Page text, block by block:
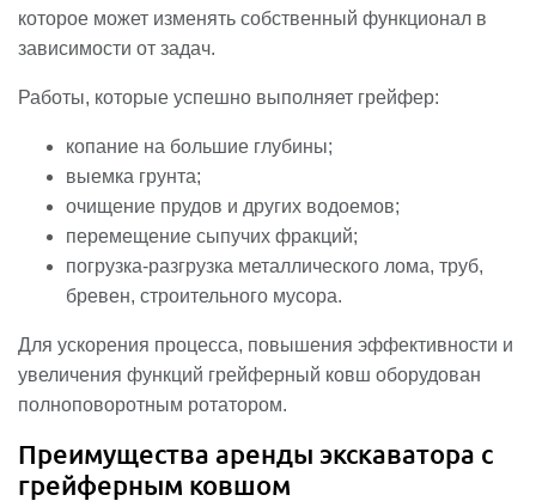
которое может изменять собственный функционал в
зависимости от задач.
Работы, которые успешно выполняет грейфер:
копание на большие глубины;
выемка грунта;
очищение прудов и других водоемов;
перемещение сыпучих фракций;
погрузка-разгрузка металлического лома, труб,
бревен, строительного мусора.
Для ускорения процесса, повышения эффективности и
увеличения функций грейферный ковш оборудован
полноповоротным ротатором.
Преимущества аренды экскаватора с
грейферным ковшом